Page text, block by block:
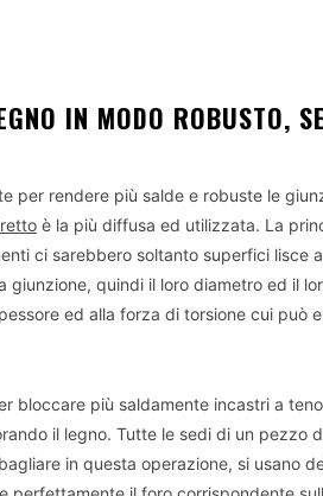
IN MODO ROBUSTO,
per rendere più salde e robuste le
è la più diffusa ed utilizzata. La
ci sarebbero soltanto superfici lisce
quindi il loro diametro ed il
ed alla forza di torsione cui può
bloccare più saldamente incastri a
il legno. Tutte le sedi di un pezzo
in questa operazione, si usano